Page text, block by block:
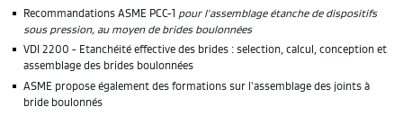
Recommandations ASME PCC-1 pour l'assemblage étanche de dispositifs
sous pression, au moyen de brides boulonnées
VDI 2200 - Etanchéité effective des brides : selection, calcul, conception et
assemblage des brides boulonnées
ASME propose également des formations sur l'assemblage des joints à
bride boulonnés